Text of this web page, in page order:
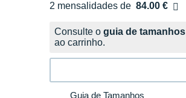
2 mensalidades de 84.00 €
sem custos
Consulte o guia de tamanhos
ao carrinho.
Guia de Tamanhos